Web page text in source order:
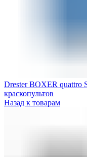
Drester BOXER quattro
краскопультов
Назад к товарам